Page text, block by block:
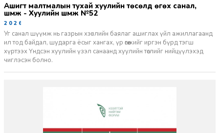
Ашигт малтмалын тухай хуулийн төсөлд өгөх санал,
шүүмж - Хуулийн шүүмж №52
2026-06-29
Уг санал шүүмж нь газрын хэвлийн баялаг ашиглах үйл ажиллагаанд
ил тод байдал, шударга ёсыг хангах, үр өгөөжийг иргэн бүрд тэгш
хүртээх Үндсэн хуулийн үзэл санаанд хуулийн төслийг нийцүүлэхэд
чиглэсэн болно.